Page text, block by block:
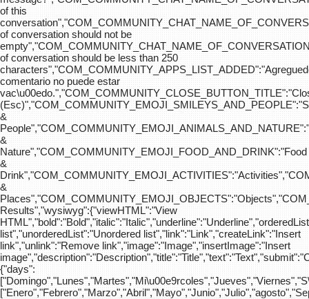
of this
of conversation should not be
of conversation should be less than 250
comentario no puede estar
&
&
Nature","COM_COMMUNITY_EMOJI_FOOD_AND_DRINK":"Food
&
&
Results","wysiwyg":{"viewHTML":"View
list","unorderedList":"Unordered list","link":"Link","createLink":"Insert
link","unlink":"Remove link","image":"Image","insertImage":"Insert
{"days":